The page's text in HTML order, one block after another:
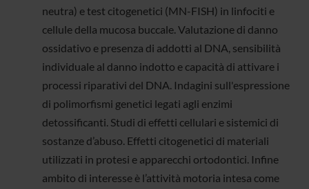
neutra) e test citogenetici (MN-FISH) in linfociti e
cellule della mucosa buccale. Valutazione di danno
ossidativo e presenza di addotti al DNA, sensibilità
individuale al danno indotto e capacità di attivare i
processi riparativi del DNA. Indagini sull'espressione
di polimorfismi genetici legati agli enzimi
detossificanti. Studi di effetti cellulari e sistemici di
sostanze d’abuso. Effetti citogenetici di materiali
utilizzati in protesi e apparecchi ortodontici. Infine
ambito di interesse è l’attività motoria intesa come